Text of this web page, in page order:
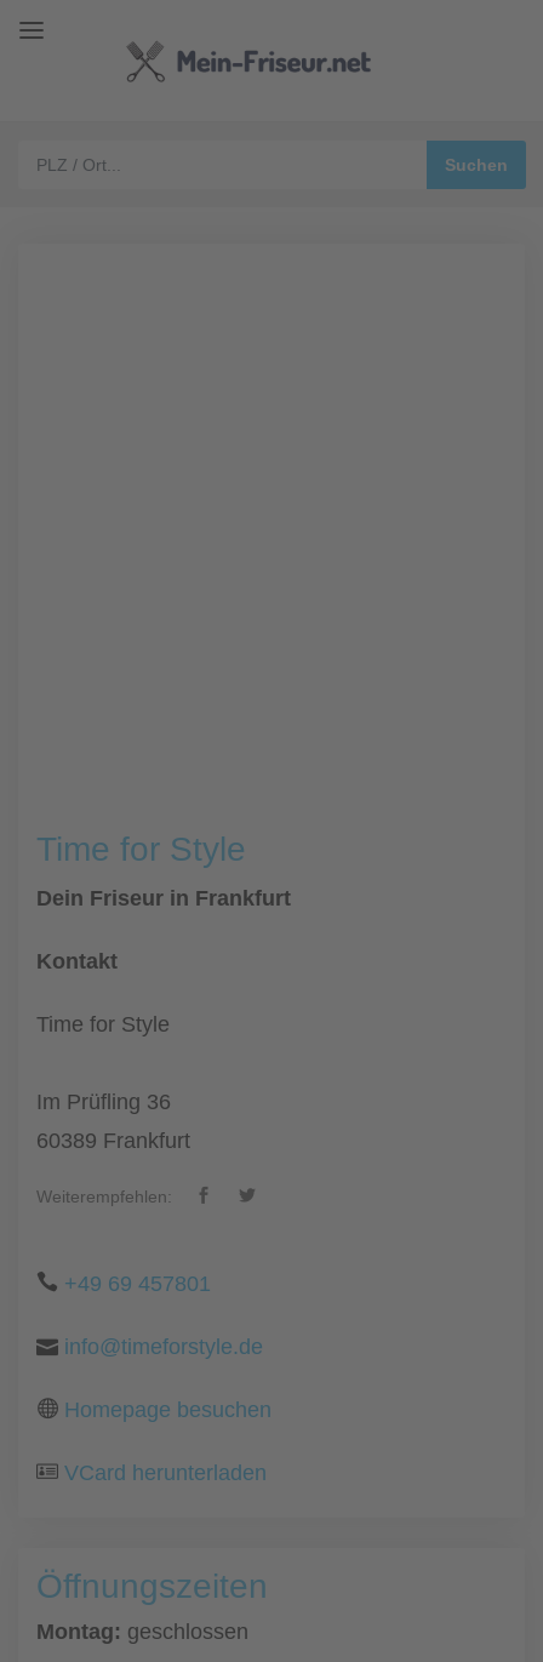
Time for Style
Dein Friseur in Frankfurt
Kontakt
Time for Style
Im Prüfling 36
60389 Frankfurt
Weiterempfehlen:
+49 69 457801
info@timeforstyle.de
Homepage besuchen
VCard herunterladen
Öffnungszeiten
Montag: geschlossen